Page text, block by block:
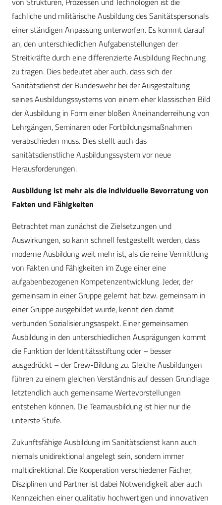
fachliche und militärische Ausbildung des Sanitätspersonals
einer ständigen Anpassung unterworfen. Es kommt darauf
an, den unterschiedlichen Aufgabenstellungen der
Streitkräfte durch eine differenzierte Ausbildung Rechnung
zu tragen. Dies bedeutet aber auch, dass sich der
Sanitätsdienst der Bundeswehr bei der Ausgestaltung
seines Ausbildungssystems von einem eher klassischen Bild
der Ausbildung in Form einer bloßen Aneinanderreihung von
Lehrgängen, Seminaren oder Fortbildungsmaßnahmen
verabschieden muss. Dies stellt auch das
sanitätsdienstliche Ausbildungssystem vor neue
Herausforderungen.
Ausbildung ist mehr als die individuelle Bevorratung von
Fakten und Fähigkeiten
Betrachtet man zunächst die Zielsetzungen und
Auswirkungen, so kann schnell festgestellt werden, dass
moderne Ausbildung weit mehr ist, als die reine Vermittlung
von Fakten und Fähigkeiten im Zuge einer eine
aufgabenbezogenen Kompetenzentwicklung. Jeder, der
gemeinsam in einer Gruppe gelernt hat bzw. gemeinsam in
einer Gruppe ausgebildet wurde, kennt den damit
verbunden Sozialisierungsaspekt. Einer gemeinsamen
Ausbildung in den unterschiedlichen Ausprägungen kommt
die Funktion der Identitätsstiftung oder – besser
ausgedrückt – der Crew-Bildung zu. Gleiche Ausbildungen
führen zu einem gleichen Verständnis auf dessen Grundlage
letztendlich auch gemeinsame Wertevorstellungen
entstehen können. Die Teamausbildung ist hier nur die
unterste Stufe.
Zukunftsfähige Ausbildung im Sanitätsdienst kann auch
niemals unidirektional angelegt sein, sondern immer
multidirektional. Die Kooperation verschiedener Fächer,
Disziplinen und Partner ist dabei Notwendigkeit aber auch
Kennzeichen einer qualitativ hochwertigen und innovativen